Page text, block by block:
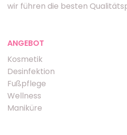
wir führen die besten
ANGEBOT
Kosmetik
Desinfektion
Fußpflege
Wellness
Maniküre